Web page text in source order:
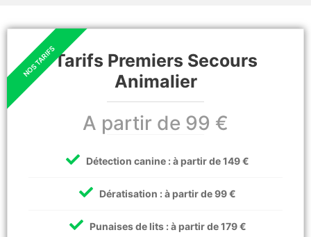
Tarifs Premiers Secours
Animalier
A partir de 99 €
Détection canine : à partir de 149 €
Dératisation : à partir de 99 €
Punaises de lits : à partir de 179 €